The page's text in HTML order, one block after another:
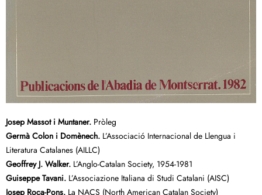
Josep Massot i Muntaner. Pròleg
Germà Colon i Domènech. L’Associació Internacional de Llengua i
Literatura Catalanes (AILLC)
Geoffrey J. Walker. L’Anglo-Catalan Society, 1954-1981
Guiseppe Tavani. L’Associazione Italiana di Studi Catalani (AISC)
Josep Roca-Pons. La NACS (North American Catalan Society)